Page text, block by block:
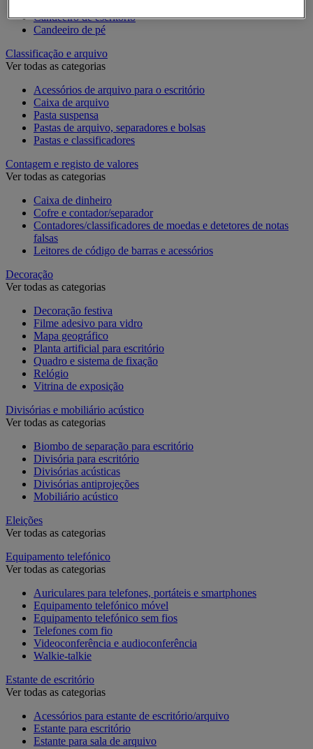
Candeeiro de escritório
Candeeiro de pé
Classificação e arquivo
Ver todas as categorias
Acessórios de arquivo para o escritório
Caixa de arquivo
Pasta suspensa
Pastas de arquivo, separadores e bolsas
Pastas e classificadores
Contagem e registo de valores
Ver todas as categorias
Caixa de dinheiro
Cofre e contador/separador
Contadores/classificadores de moedas e detetores de notas
falsas
Leitores de código de barras e acessórios
Decoração
Ver todas as categorias
Decoração festiva
Filme adesivo para vidro
Mapa geográfico
Planta artificial para escritório
Quadro e sistema de fixação
Relógio
Vitrina de exposição
Divisórias e mobiliário acústico
Ver todas as categorias
Biombo de separação para escritório
Divisória para escritório
Divisórias acústicas
Divisórias antiprojeções
Mobiliário acústico
Eleições
Ver todas as categorias
Equipamento telefónico
Ver todas as categorias
Auriculares para telefones, portáteis e smartphones
Equipamento telefónico móvel
Equipamento telefónico sem fios
Telefones com fio
Videoconferência e audioconferência
Walkie-talkie
Estante de escritório
Ver todas as categorias
Acessórios para estante de escritório/arquivo
Estante para escritório
Estante para sala de arquivo